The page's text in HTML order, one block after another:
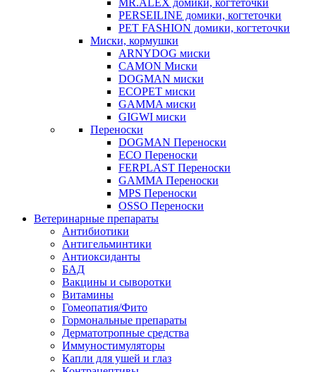
MR.ALEX домики, когтеточки
PERSEILINE домики, когтеточки
PET FASHION домики, когтеточки
Миски, кормушки
ARNYDOG миски
CAMON Миски
DOGMAN миски
ECOPET миски
GAMMA миски
GIGWI миски
Переноски
DOGMAN Переноски
ECO Переноски
FERPLAST Переноски
GAMMA Переноски
MPS Переноски
OSSO Переноски
Ветеринарные препараты
Антибиотики
Антигельминтики
Антиоксиданты
БАД
Вакцины и сыворотки
Витамины
Гомеопатия/Фито
Гормональные препараты
Дерматотропные средства
Иммуностимуляторы
Капли для ушей и глаз